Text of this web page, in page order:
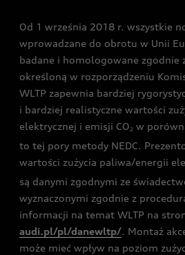
Audi exclusive
Od 1 września 2018 r. wszystkie
wprowadzane do obrotu w Unii
badane i homologowane zgodnie
określoną w rozporządzeniu
WLTP zapewnia bardziej
i bardziej realistyczne wartości
elektrycznej i emisji CO2 w
to tej pory metody NEDC.
wartości zużycia paliwa/energii
są danymi zgodnymi ze
wyznaczonymi zgodnie z
informacji na temat WLTP na
audi.pl/pl/danewltp/. Montaż
może mieć wpływ na poziom